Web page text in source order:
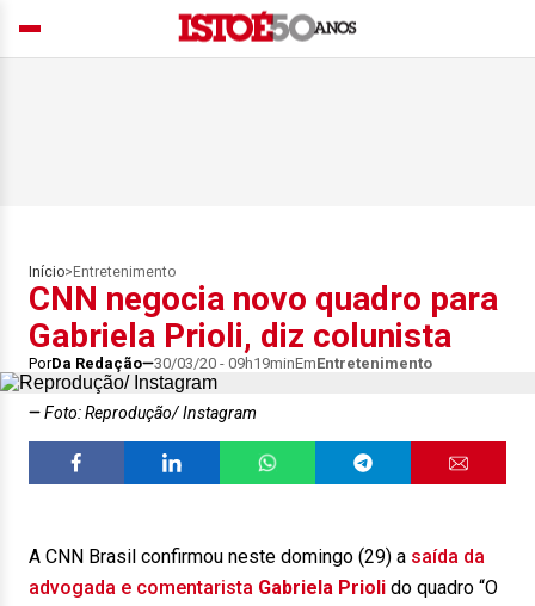
Início> Entretenimento
CNN negocia novo quadro para
Gabriela Prioli, diz colunista
PorDa Redação 30/03/20 - 09h19minEmEntretenimento
Foto: Reprodução/ Instagram
A CNN Brasil confirmou neste domingo (29) a saída da
advogada e comentarista Gabriela Prioli do quadro “O